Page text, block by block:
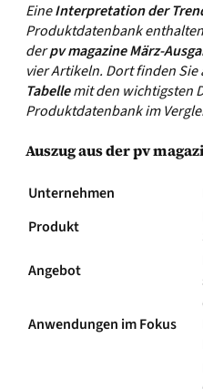
EineInterpretation der
Produktdatenbank
derpv magazineMärz-
vier Artikeln. Dort finden Sie
Tabellemit den wichtigsten
Produktdatenbank im
Auszug aus der pv
Unternehmen
Produkt
Angebot
Anwendungen im Fokus